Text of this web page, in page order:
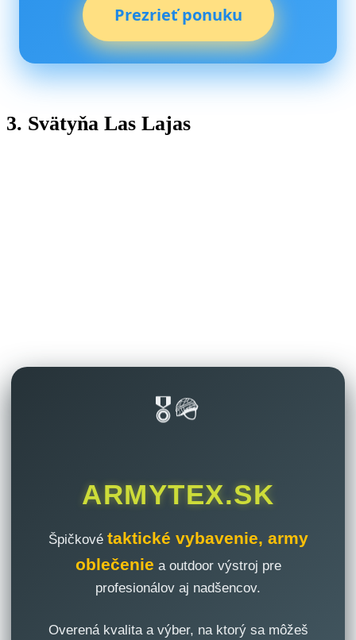
Prezrieť ponuku
3. Svätyňa Las Lajas
🎖️🪖
ARMYTEX.SK
Špičkové taktické vybavenie, army
oblečenie a outdoor výstroj pre
profesionálov aj nadšencov.
Overená kvalita a výber, na ktorý sa môžeš